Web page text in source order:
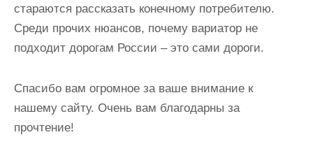
стараются рассказать конечному потребителю.
Среди прочих нюансов, почему вариатор не
подходит дорогам России – это сами дороги.
Спасибо вам огромное за ваше внимание к
нашему сайту. Очень вам благодарны за
прочтение!